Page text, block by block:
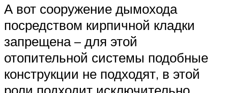
А вот сооружение дымохода
посредством кирпичной кладки
запрещена – для этой
отопительной системы подобные
конструкции не подходят, в этой